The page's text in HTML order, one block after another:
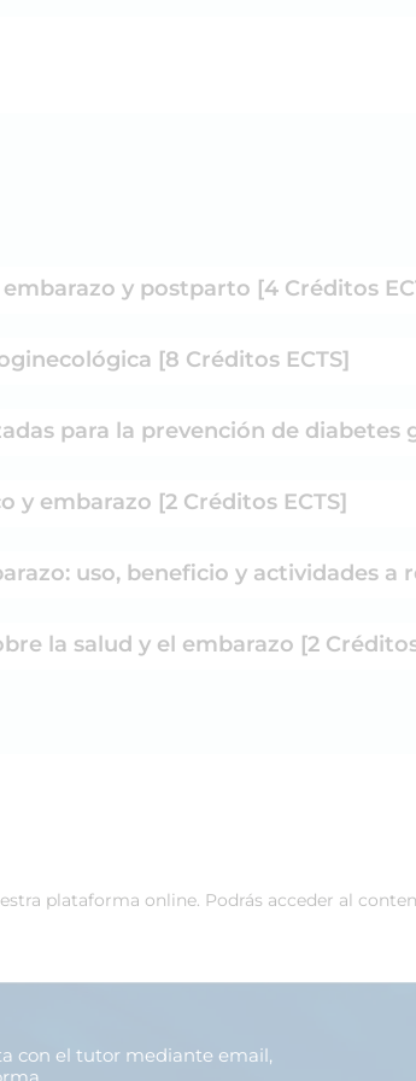
y postparto [4 Créditos
[8 Créditos ECTS]
para la prevención de diabetes
y embarazo [2 Créditos ECTS]
uso, beneficio y actividades a
la salud y el embarazo [2 Créditos
plataforma online. Podrás acceder al
con el tutor mediante email,